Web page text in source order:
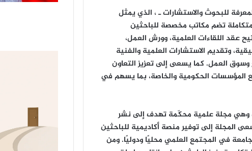
للبحوث والاستشارات ـ ، الذي يمثل
تضم مكاتب مخصصة للباحثين
عقد اللقاءات العلمية، وورش العمل،
وتقديم الاستشارات العلمية والفنية
وسوق العمل. كما يسعى إلى تعزيز التعاون
المؤسسات الحكومية والخاصة، بما يسهم في
وهي مجلة علمية محكّمة تهدف إلى نشر
المجلة إلى توفير منصة أكاديمية للباحثين
في المجتمع العلمي محليًا ودوليًا. ومن